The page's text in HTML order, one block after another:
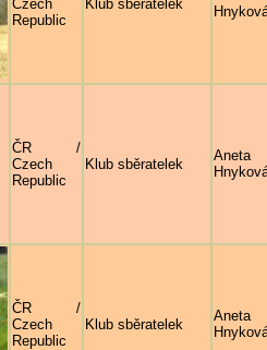
Czech
Republic
Klub sběratelek
ČR /
Czech
Republic
Klub sběratelek
Aneta
ČR /
Czech
Republic
Klub sběratelek
Aneta